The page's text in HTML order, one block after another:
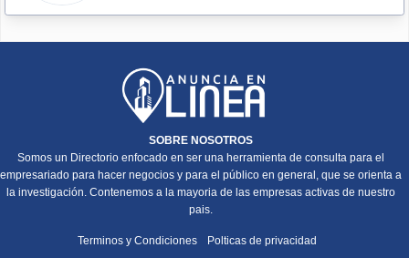
SOBRE NOSOTROS
Somos un Directorio enfocado en ser una herramienta de consulta para el
empresariado para hacer negocios y para el público en general, que se orienta a
la investigación. Contenemos a la mayoria de las empresas activas de nuestro
pais.
Terminos y Condiciones Polticas de privacidad